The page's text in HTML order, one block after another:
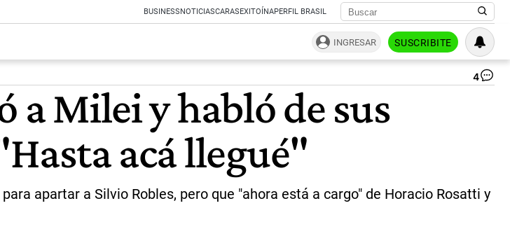
BUSINESSNOTICIASCARASEXITOÍNAPERFIL BRASIL
INGRESAR SUSCRIBITE
4
a Milei y habló de sus
acá llegué"
apartar a Silvio Robles, pero que "ahora está a cargo" de Horacio Rosatti y